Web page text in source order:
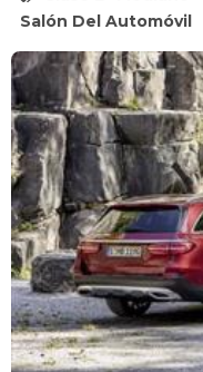
Salón Del Automóvil